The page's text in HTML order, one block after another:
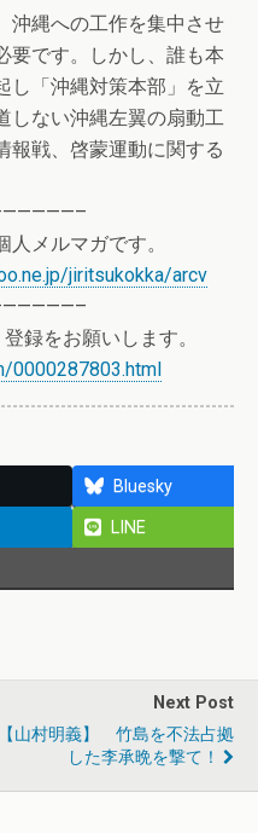
沖縄への工作を集中させ
要です。しかし、誰も本
し「沖縄対策本部」を立
しない沖縄左翼の扇動工
報戦、啓蒙運動に関する
メルマガです。
jiritsukokka/arcv
録をお願いします。
0000287803.html
Bluesky
LINE
Next Post
【山村明義】 竹島を不法占拠
した李承晩を撃て！